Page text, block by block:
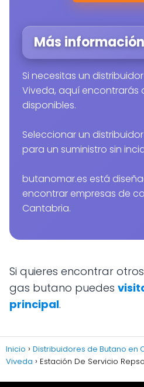
Más información
Si necesitas un distribuidor de butano en
Viveda, aquí encontrarás
disponibles.
Seleccionar un
para un suministro sin
butanomar.es está
encontrar empresas de
Cantabria.
Si quieres encontrar otros distribuidores de
gas butano puedes
principal.
Inicio Distribuidores de Butano en
Viveda
Estación De Servicio